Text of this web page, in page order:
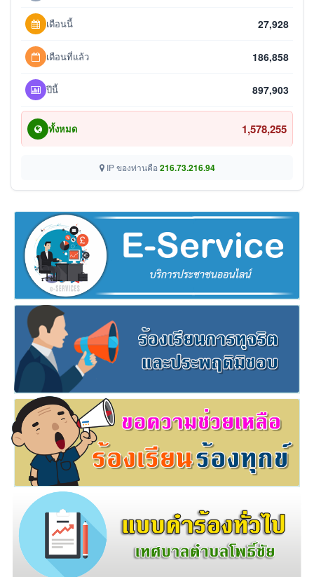
เดือนนี้ 27,928
เดือนที่แล้ว 186,858
ปีนี้ 897,903
ทั้งหมด 1,578,255
IP ของท่านคือ 216.73.216.94